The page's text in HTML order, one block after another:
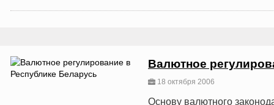
Валютное
18 октября 2006
Основу валютного